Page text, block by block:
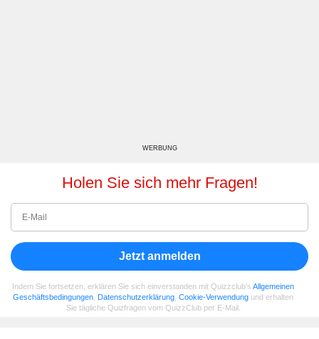
WERBUNG
Holen Sie sich mehr Fragen!
Jetzt anmelden
Indem Sie fortsetzen, erklären Sie sich einverstanden mit Quizzclub's Allgemeinen
Geschäftsbedingungen Datenschutzerklärung Cookie-Verwendung und erhalten
Sie tägliche Quizfragen vom QuizzClub per E-Mail.